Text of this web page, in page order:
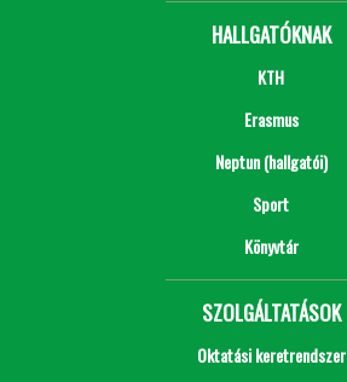
HALLGATÓKNAK
KTH
Erasmus
Neptun (hallgatói)
Sport
Könyvtár
SZOLGÁLTATÁSOK
Oktatási keretrendszer